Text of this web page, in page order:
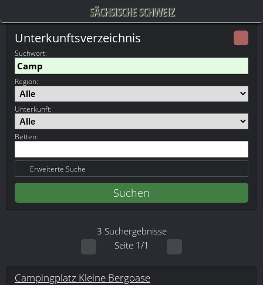
SÄCHSISCHE SCHWEIZ
Unterkunftsverzeichnis
Suchwort:
Region:
Unterkunft:
Betten:
Erweiterte Suche
3 Suchergebnisse
Seite 1/1
Campingplatz Kleine Bergoase